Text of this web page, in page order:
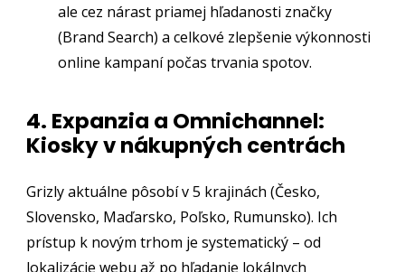
ale cez nárast priamej hľadanosti značky
(Brand Search) a celkové zlepšenie výkonnosti
online kampaní počas trvania spotov.
4. Expanzia a Omnichannel:
Kiosky v nákupných centrách
Grizly aktuálne pôsobí v 5 krajinách (Česko,
Slovensko, Maďarsko, Poľsko, Rumunsko). Ich
prístup k novým trhom je systematický – od
lokalizácie webu až po hľadanie lokálnych